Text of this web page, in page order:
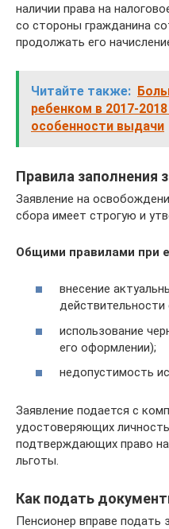
наличии права на
со стороны гражданина
продолжать его
Читайте также:
ребенком в 2017-
особенности выдачи
Правила заполнения
Заявление на
сбора имеет строгую и
Общими правилами при
внесение
действительности
использование
его оформлении);
недопустимость
Заявление подается с
удостоверяющих
подтверждающих право
льготы.
Как подать
Пенсионер вправе подать